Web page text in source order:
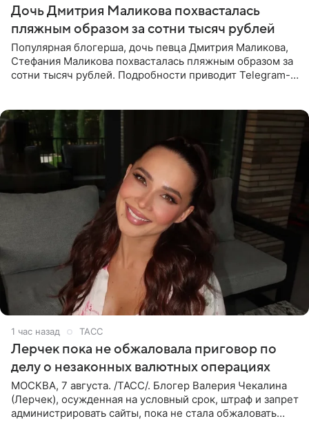
Дочь Дмитрия Маликова похвасталась
пляжным образом за сотни тысяч рублей
Популярная блогерша, дочь певца Дмитрия Маликова,
Стефания Маликова похвасталась пляжным образом за
сотни тысяч рублей. Подробности приводит Telegram-
1 час назад ТАСС
Лерчек пока не обжаловала приговор по
делу о незаконных валютных операциях
МОСКВА, 7 августа. /ТАСС/. Блогер Валерия Чекалина
(Лерчек), осужденная на условный срок, штраф и запрет
администрировать сайты, пока не стала обжаловать